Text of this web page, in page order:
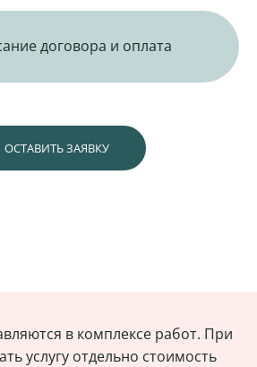
договора и оплата
ОСТАВИТЬ ЗАЯВКУ
в комплексе работ. При
услугу отдельно стоимость